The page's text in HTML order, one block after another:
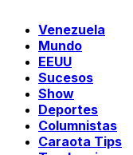
Venezuela
Mundo
EEUU
Sucesos
Show
Deportes
Columnistas
Caraota Tips